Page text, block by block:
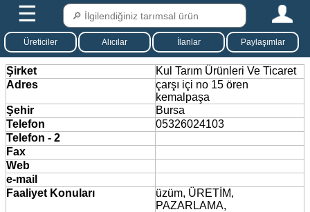
☰
Üreticiler Alıcılar İlanlar Paylaşımlar
Şirket
Kul Tarım Ürünleri Ve Ticaret
Adres
çarşı içi no 15 ören
kemalpaşa
Şehir
Bursa
Telefon
05326024103
Telefon - 2
Fax
Web
e-mail
Faaliyet Konuları
üzüm, ÜRETİM,
PAZARLAMA,